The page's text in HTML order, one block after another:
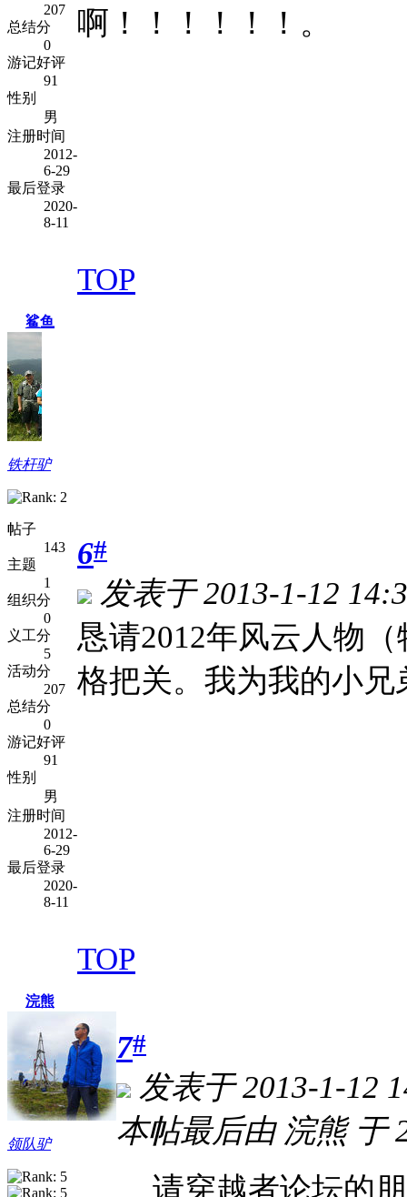
207
总结分
0
游记好评
91
性别
男
注册时间
2012-
6-29
最后登录
2020-
8-11
啊！！！！！！。
TOP
鲨鱼
铁杆驴
帖子
143
主题
1
组织分
0
义工分
5
活动分
207
总结分
0
游记好评
91
性别
男
注册时间
2012-
6-29
最后登录
2020-
8-11
6#
发表于 2013-1-12
恳请2012年风云人物
格把关。我为我的小兄
TOP
浣熊
领队驴
7#
发表于 2013-1-12
本帖最后由 浣熊 于
请穿越者论坛的